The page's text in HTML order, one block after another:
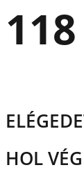
118
HOL